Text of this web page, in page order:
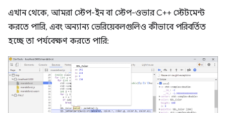
এখান থেকে, আমরা স্টেপ-ইন বা স্টেপ-ওভার C++ স্টেটমেন্ট
করতে পারি, এবং অন্যান্য ভেরিয়েবলগুলিও কীভাবে পরিবর্তিত
হচ্ছে তা পর্যবেক্ষণ করতে পারি: